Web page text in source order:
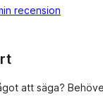
recension
att säga?